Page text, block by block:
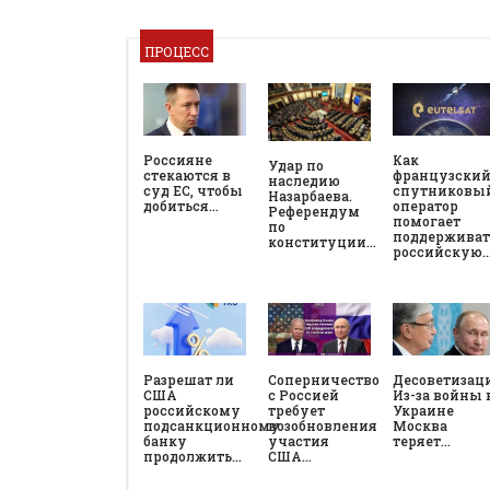
ПРОЦЕСС
Россияне
стекаются в
суд ЕС, чтобы
добиться…
Удар по
наследию
Назарбаева.
Референдум
по
конституции…
Как
французский
оператор
помогает
российскую…
Разрешат ли
США
российскому
подсанкционному
банку
продолжить…
Соперничество
с Россией
требует
возобновления
участия
США…
Из-за войны
Украине
Москва
теряет…